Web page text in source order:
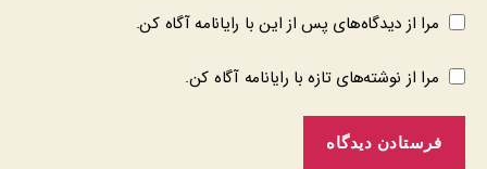
مرا از دیدگاه‌های پس از این با رایانامه آگاه کن.
مرا از نوشته‌های تازه با رایانامه آگاه کن.